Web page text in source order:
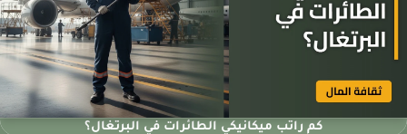
كم راتب ميكانيكي الطائرات في البرتغال؟